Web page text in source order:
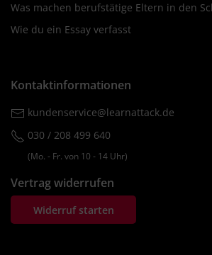
Was machen berufstätige Eltern in den
Wie du ein Essay verfasst
Kontaktinformationen
kundenservice@learnattack.de
030 / 208 499 640
(Mo. ‐ Fr. von 10 ‐ 14 Uhr)
Vertrag widerrufen
Widerruf starten